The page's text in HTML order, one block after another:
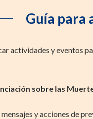
Guía para
actividades y eventos
sobre las
y acciones de